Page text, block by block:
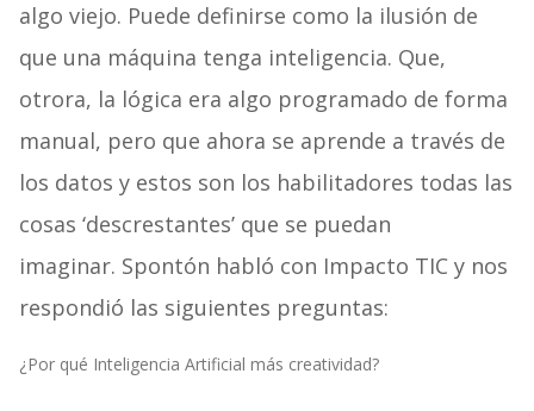
algo viejo. Puede definirse como la ilusión de
que una máquina tenga inteligencia. Que,
otrora, la lógica era algo programado de forma
manual, pero que ahora se aprende a través de
los datos y estos son los habilitadores todas las
cosas ‘descrestantes’ que se puedan
imaginar. Spontón habló con Impacto TIC y nos
respondió las siguientes preguntas:
¿Por qué Inteligencia Artificial más creatividad?